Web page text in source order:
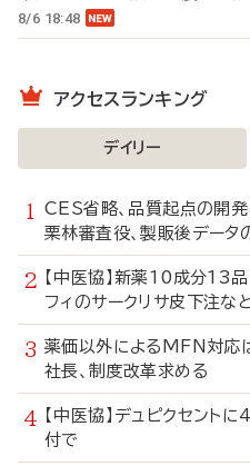
8/6 18:48
アクセスランキング
デイリー
CES省略、品質起点の
栗林審査役、製販後データ
【中医協】新薬10成分
フィのサークリサ皮下注な
薬価以外によるMFN対応
社長、制度改革求める
【中医協】デュピクセン
付で